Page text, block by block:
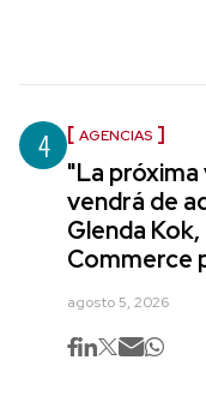
4 AGENCIAS
"La
vendrá de
Glenda
Commerce
agosto 5, 2026